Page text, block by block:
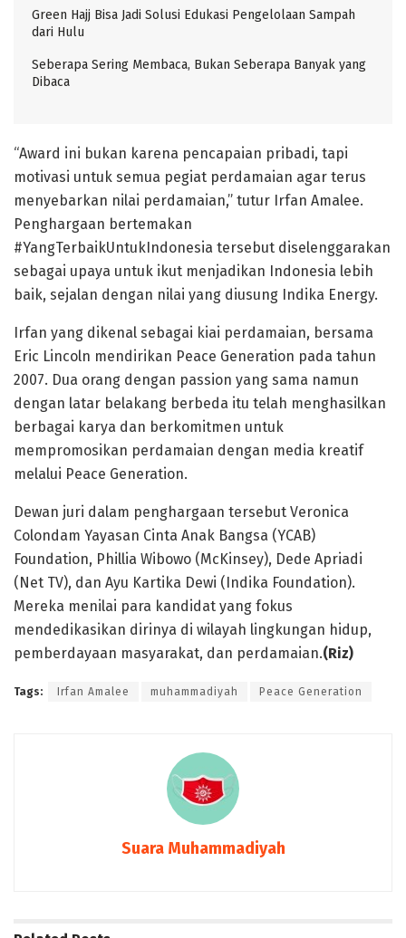
Green Hajj Bisa Jadi Solusi Edukasi Pengelolaan Sampah
dari Hulu
Seberapa Sering Membaca, Bukan Seberapa Banyak yang
Dibaca
“Award ini bukan karena pencapaian pribadi, tapi
motivasi untuk semua pegiat perdamaian agar terus
menyebarkan nilai perdamaian,” tutur Irfan Amalee.
Penghargaan bertemakan
#YangTerbaikUntukIndonesia tersebut diselenggarakan
sebagai upaya untuk ikut menjadikan Indonesia lebih
baik, sejalan dengan nilai yang diusung Indika Energy.
Irfan yang dikenal sebagai kiai perdamaian, bersama
Eric Lincoln mendirikan Peace Generation pada tahun
2007. Dua orang dengan passion yang sama namun
dengan latar belakang berbeda itu telah menghasilkan
berbagai karya dan berkomitmen untuk
mempromosikan perdamaian dengan media kreatif
melalui Peace Generation.
Dewan juri dalam penghargaan tersebut Veronica
Colondam Yayasan Cinta Anak Bangsa (YCAB)
Foundation, Phillia Wibowo (McKinsey), Dede Apriadi
(Net TV), dan Ayu Kartika Dewi (Indika Foundation).
Mereka menilai para kandidat yang fokus
mendedikasikan dirinya di wilayah lingkungan hidup,
pemberdayaan masyarakat, dan perdamaian.(Riz)
Tags: Irfan Amalee muhammadiyah Peace Generation
Suara Muhammadiyah